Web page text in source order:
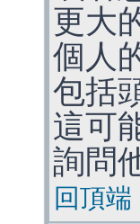
更大
個人
包括
這可
詢問
回頂端